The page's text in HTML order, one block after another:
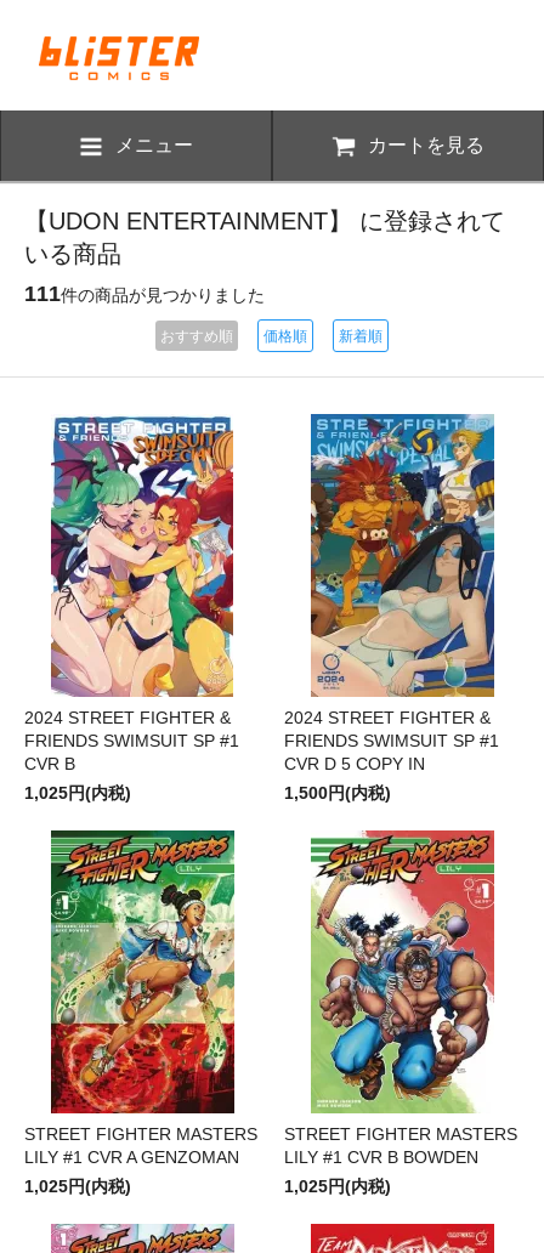
メニュー カートを見る
【UDON ENTERTAINMENT】 に登録されて
いる商品
111件の商品が見つかりました
おすすめ順 価格順 新着順
2024 STREET FIGHTER &
FRIENDS SWIMSUIT SP #1
CVR B
1,025円(内税)
2024 STREET FIGHTER &
FRIENDS SWIMSUIT SP #1
CVR D 5 COPY IN
1,500円(内税)
STREET FIGHTER MASTERS
LILY #1 CVR A GENZOMAN
1,025円(内税)
STREET FIGHTER MASTERS
LILY #1 CVR B BOWDEN
1,025円(内税)